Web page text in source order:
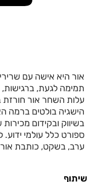
אור היא אישה עם
תמימה לגעת,
עלות השחר אור חורזת
הישגיה בולטים ברמה
בשיווק ובקידום
ספורט כלל עולמי
ערב, בשקט, כותבת
שיתוף